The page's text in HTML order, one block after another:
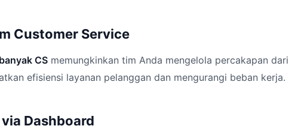
Customer Service
CS memungkinkan tim Anda mengelola percakapan dari
efisiensi layanan pelanggan dan mengurangi beban kerja.
Dashboard